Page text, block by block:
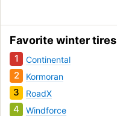
Favorite winter tires
1 Continental
2 Kormoran
3 RoadX
4 Windforce